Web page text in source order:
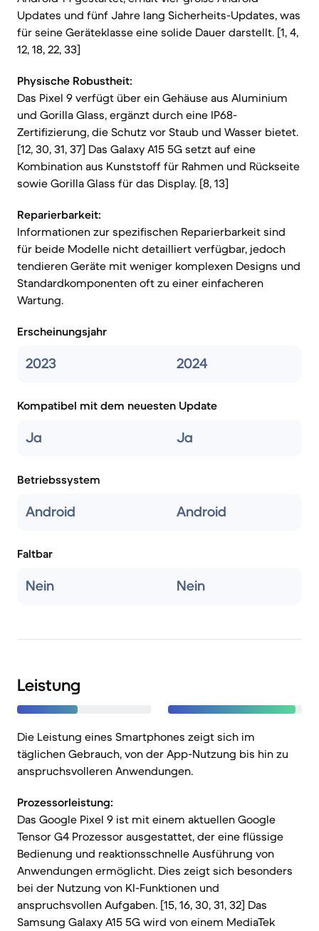
Updates und fünf Jahre lang Sicherheits-Updates, was
für seine Geräteklasse eine solide Dauer darstellt. [1, 4,
12, 18, 22, 33]
Physische Robustheit:
Das Pixel 9 verfügt über ein Gehäuse aus Aluminium
und Gorilla Glass, ergänzt durch eine IP68-
Zertifizierung, die Schutz vor Staub und Wasser bietet.
[12, 30, 31, 37] Das Galaxy A15 5G setzt auf eine
Kombination aus Kunststoff für Rahmen und Rückseite
sowie Gorilla Glass für das Display. [8, 13]
Reparierbarkeit:
Informationen zur spezifischen Reparierbarkeit sind
für beide Modelle nicht detailliert verfügbar, jedoch
tendieren Geräte mit weniger komplexen Designs und
Standardkomponenten oft zu einer einfacheren
Wartung.
Erscheinungsjahr
2023 2024
Kompatibel mit dem neuesten Update
Ja Ja
Betriebssystem
Android Android
Faltbar
Nein Nein
Leistung
Die Leistung eines Smartphones zeigt sich im
täglichen Gebrauch, von der App-Nutzung bis hin zu
anspruchsvolleren Anwendungen.
Prozessorleistung:
Das Google Pixel 9 ist mit einem aktuellen Google
Tensor G4 Prozessor ausgestattet, der eine flüssige
Bedienung und reaktionsschnelle Ausführung von
Anwendungen ermöglicht. Dies zeigt sich besonders
bei der Nutzung von KI-Funktionen und
anspruchsvollen Aufgaben. [15, 16, 30, 31, 32] Das
Samsung Galaxy A15 5G wird von einem MediaTek